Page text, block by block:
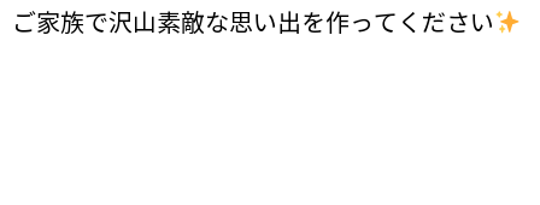
ご家族で沢山素敵な思い出を作ってください